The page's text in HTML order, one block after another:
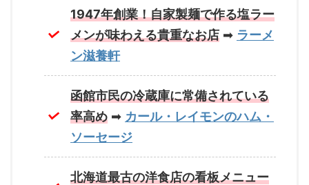
1947年創業！自家製麺で作る塩ラー
メンが味わえる貴重なお店 ➡ ラーメ
ン滋養軒
函館市民の冷蔵庫に常備されている
率高め ➡ カール・レイモンのハム・
ソーセージ
北海道最古の洋食店の看板メニュー